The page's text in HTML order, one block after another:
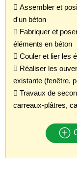
 Assembler et
d'un béton
 Fabriquer et
éléments en béton
 Couler et lier les
 Réaliser les
existante (fenêtre,
 Travaux de
carreaux-plâtres,